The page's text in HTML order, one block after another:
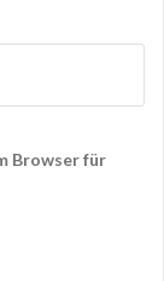
Browser für